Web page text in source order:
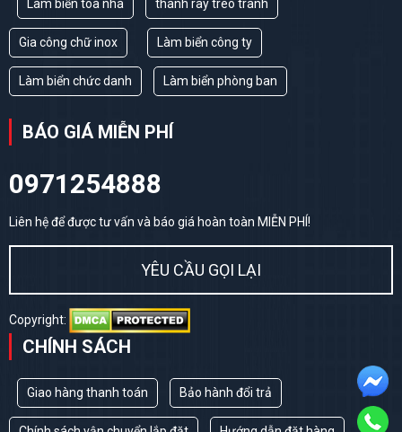
Làm biển toà nhà thanh ray treo tranh
Gia công chữ inox Làm biển công ty
Làm biển chức danh Làm biển phòng ban
BÁO GIÁ MIỄN PHÍ
0971254888
Liên hệ để được tư vấn và báo giá hoàn toàn MIỄN PHÍ!
YÊU CẦU GỌI LẠI
Copyright:
CHÍNH SÁCH
Giao hàng thanh toán Bảo hành đổi trả